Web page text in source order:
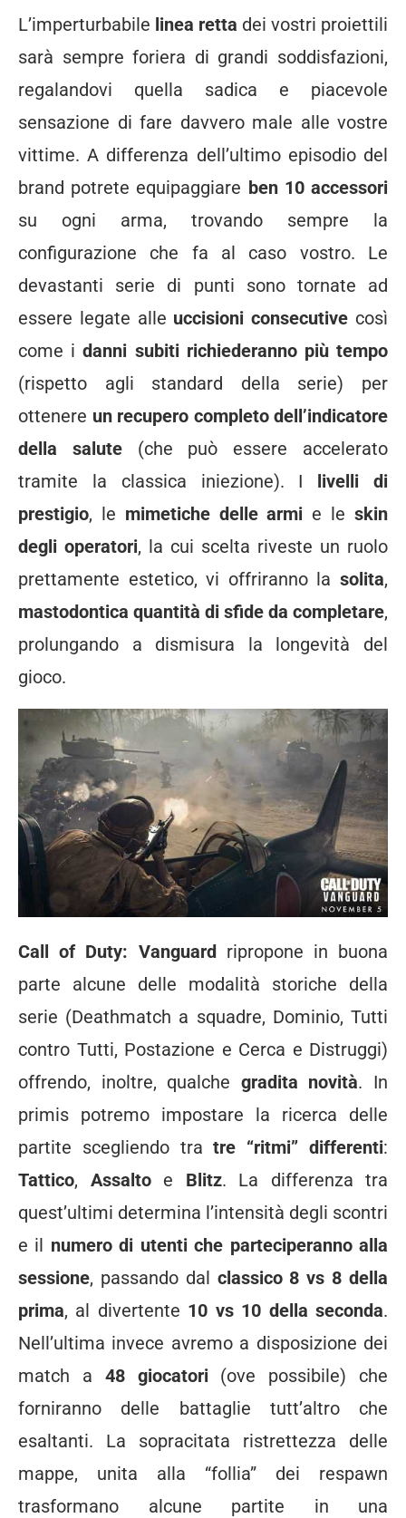
L’imperturbabile linea retta dei vostri proiettili
sarà sempre foriera di grandi soddisfazioni,
regalandovi quella sadica e piacevole
sensazione di fare davvero male alle vostre
vittime. A differenza dell’ultimo episodio del
brand potrete equipaggiare ben 10 accessori
su ogni arma, trovando sempre la
configurazione che fa al caso vostro. Le
devastanti serie di punti sono tornate ad
essere legate alle uccisioni consecutive così
come idanni subiti richiederanno più tempo
(rispetto agli standard della serie) per
ottenere un recupero completo dell’indicatore
della salute(che può essere accelerato
tramite la classica iniezione). I livelli di
prestigio, le mimetiche delle armi e leskin
degli operatori, la cui scelta riveste un ruolo
prettamente estetico, vi offriranno la solita,
mastodontica quantità di sfide da completare,
prolungando a dismisura la longevità del
gioco.
Call of Duty: Vanguardripropone in buona
parte alcune delle modalità storiche della
serie (Deathmatch a squadre, Dominio, Tutti
contro Tutti, Postazione e Cerca e Distruggi)
offrendo, inoltre, qualche gradita novità. In
primis potremo impostare la ricerca delle
partite scegliendo tratre “ritmi” differenti:
Tattico, Assaltoe Blitz. La differenza tra
quest’ultimi determina l’intensità degli scontri
e il numero di utenti che parteciperanno alla
sessione, passando dal classico 8 vs 8 della
prima, al divertente 10 vs 10 della seconda.
Nell’ultima invece avremo a disposizione dei
match a 48 giocatori(ove possibile) che
forniranno delle battaglie tutt’altro che
esaltanti. La sopracitata ristrettezza delle
mappe, unita alla “follia” dei respawn
trasformano alcune partite in una